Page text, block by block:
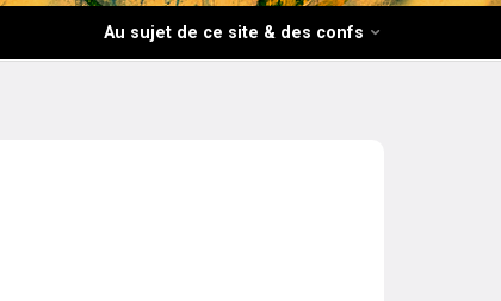
Au sujet de ce site & des confs